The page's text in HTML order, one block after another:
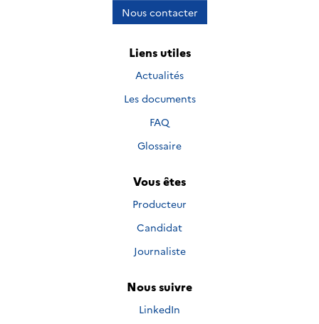
Nous contacter
Liens utiles
Actualités
Les documents
FAQ
Glossaire
Vous êtes
Producteur
Candidat
Journaliste
Nous suivre
Nous suivre sur
LinkedIn